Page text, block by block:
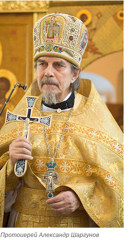
Протоиерей Александр Шаргунов
Великомученик Георгий Победоносец. Научись у
святого
Роман Котов